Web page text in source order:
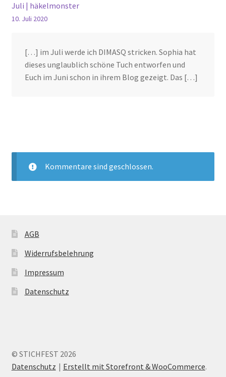
Juli | häkelmonster
10. Juli 2020
[…] im Juli werde ich DIMASQ stricken. Sophia hat
dieses unglaublich schöne Tuch entworfen und
Euch im Juni schon in ihrem Blog gezeigt. Das […]
Kommentare sind geschlossen.
AGB
Widerrufsbelehrung
Impressum
Datenschutz
© STICHFEST 2026
Datenschutz
Erstellt mit Storefront & WooCommerce.